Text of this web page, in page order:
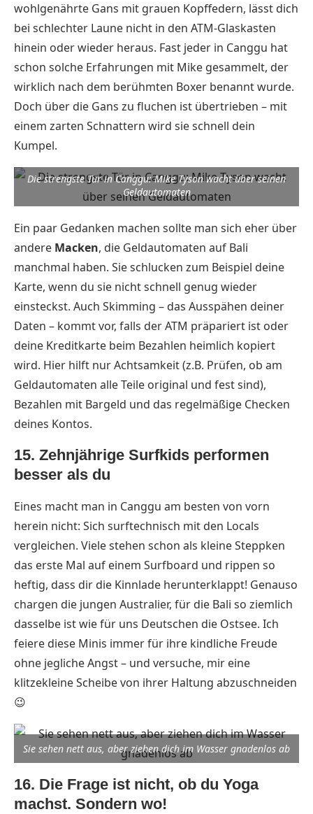
wohlgenährte Gans mit grauen Kopffedern, lässt dich
bei schlechter Laune nicht in den ATM-Glaskasten
hinein oder wieder heraus. Fast jeder in Canggu hat
schon solche Erfahrungen mit Mike gesammelt, der
wirklich nach dem berühmten Boxer benannt wurde.
Doch über die Gans zu fluchen ist übertrieben – mit
einem zarten Schnattern wird sie schnell dein
Kumpel.
Die strengste Tür in Canggu: Mike Tyson wacht über seinen
Geldautomaten
Ein paar Gedanken machen sollte man sich eher über
andere Macken, die Geldautomaten auf Bali
manchmal haben. Sie schlucken zum Beispiel deine
Karte, wenn du sie nicht schnell genug wieder
einsteckst. Auch Skimming – das Ausspähen deiner
Daten – kommt vor, falls der ATM präpariert ist oder
deine Kreditkarte beim Bezahlen heimlich kopiert
wird. Hier hilft nur Achtsamkeit (z.B. Prüfen, ob am
Geldautomaten alle Teile original und fest sind),
Bezahlen mit Bargeld und das regelmäßige Checken
deines Kontos.
15. Zehnjährige Surfkids performen
besser als du
Eines macht man in Canggu am besten von vorn
herein nicht: Sich surftechnisch mit den Locals
vergleichen. Viele stehen schon als kleine Steppken
das erste Mal auf einem Surfboard und rippen so
heftig, dass dir die Kinnlade herunterklappt! Genauso
chargen die jungen Australier, für die Bali so ziemlich
dasselbe ist wie für uns Deutschen die Ostsee. Ich
feiere diese Minis immer für ihre kindliche Freude
ohne jegliche Angst – und versuche, mir eine
klitzekleine Scheibe von ihrer Haltung abzuschneiden
😉
Sie sehen nett aus, aber ziehen dich im Wasser gnadenlos ab
16. Die Frage ist nicht, ob du Yoga
machst. Sondern wo!